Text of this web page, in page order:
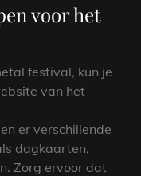
voor het
festival, kun je
van het
er verschillende
dagkaarten,
Zorg ervoor dat